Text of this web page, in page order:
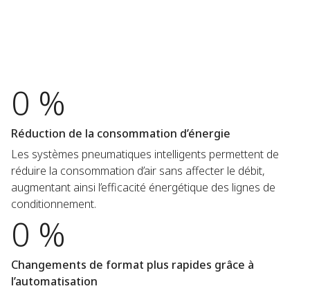
0 %
Réduction de la consommation d’énergie
Les systèmes pneumatiques intelligents permettent de
réduire la consommation d’air sans affecter le débit,
augmentant ainsi l’efficacité énergétique des lignes de
conditionnement.
0 %
Changements de format plus rapides grâce à
l’automatisation